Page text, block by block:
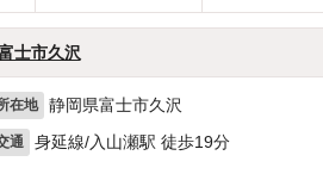
士市久沢
在地 静岡県富士市久沢
通 身延線/入山瀬駅 徒歩19分